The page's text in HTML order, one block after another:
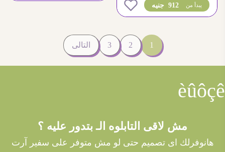
912 جنيه يبدأ من
1
2
3 التالى
èûôçê
مش لاقى التابلوه الـ بتدور عليه ؟
هانوفرلك اى تصميم حتى لو مش متوفر على سفير آرت